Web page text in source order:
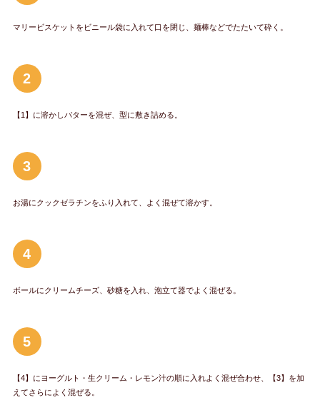
マリービスケットをビニール袋に入れて口を閉じ、麺棒などでたたいて砕く。
2
【1】に溶かしバターを混ぜ、型に敷き詰める。
3
お湯にクックゼラチンをふり入れて、よく混ぜて溶かす。
4
ボールにクリームチーズ、砂糖を入れ、泡立て器でよく混ぜる。
5
【4】にヨーグルト・生クリーム・レモン汁の順に入れよく混ぜ合わせ、【3】を加
えてさらによく混ぜる。